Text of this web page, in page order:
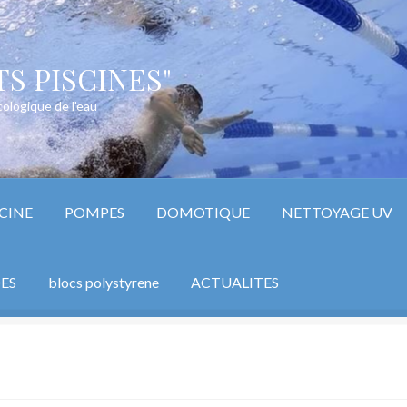
PISCINES"
de l'eau
POMPES DOMOTIQUE NETTOYAGE UV
blocs polystyrene ACTUALITES
polystyrène